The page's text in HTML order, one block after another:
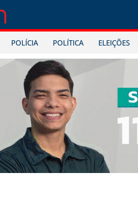
POLÍCIA POLÍTICA ELEIÇÕES